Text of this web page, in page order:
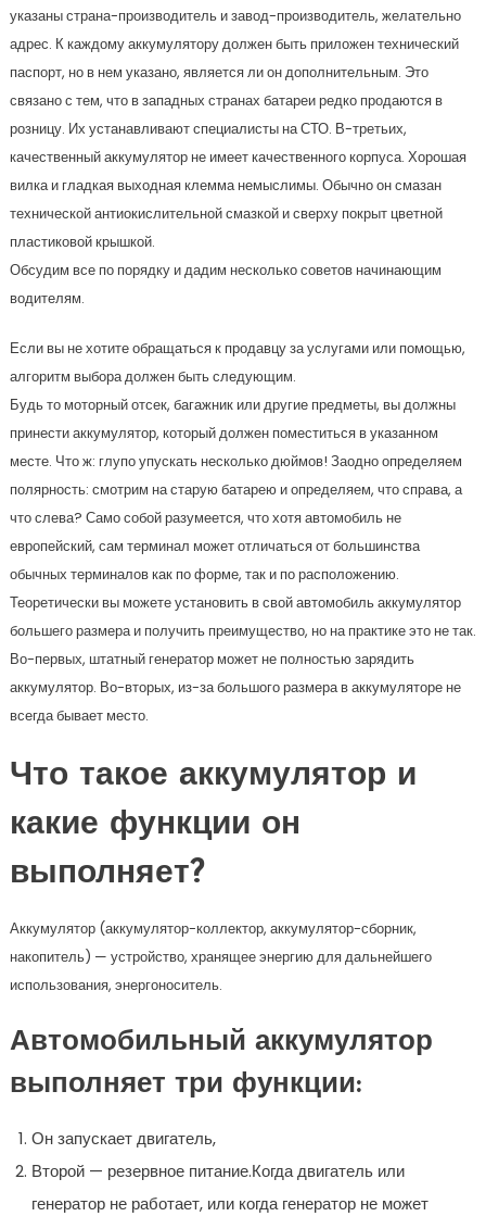
указаны страна-производитель и завод-производитель, желательно
адрес. К каждому аккумулятору должен быть приложен технический
паспорт, но в нем указано, является ли он дополнительным. Это
связано с тем, что в западных странах батареи редко продаются в
розницу. Их устанавливают специалисты на СТО. В-третьих,
качественный аккумулятор не имеет качественного корпуса. Хорошая
вилка и гладкая выходная клемма немыслимы. Обычно он смазан
технической антиокислительной смазкой и сверху покрыт цветной
пластиковой крышкой.
Обсудим все по порядку и дадим несколько советов начинающим
водителям.
Если вы не хотите обращаться к продавцу за услугами или помощью,
алгоритм выбора должен быть следующим.
Будь то моторный отсек, багажник или другие предметы, вы должны
принести аккумулятор, который должен поместиться в указанном
месте. Что ж: глупо упускать несколько дюймов! Заодно определяем
полярность: смотрим на старую батарею и определяем, что справа, а
что слева? Само собой разумеется, что хотя автомобиль не
европейский, сам терминал может отличаться от большинства
обычных терминалов как по форме, так и по расположению.
Теоретически вы можете установить в свой автомобиль аккумулятор
большего размера и получить преимущество, но на практике это не так.
Во-первых, штатный генератор может не полностью зарядить
аккумулятор. Во-вторых, из-за большого размера в аккумуляторе не
всегда бывает место.
Что такое аккумулятор и
какие функции он
выполняет?
Аккумулятор (аккумулятор-коллектор, аккумулятор-сборник,
накопитель) — устройство, хранящее энергию для дальнейшего
использования, энергоноситель.
Автомобильный аккумулятор
выполняет три функции:
Он запускает двигатель,
Второй — резервное питание.Когда двигатель или
генератор не работает, или когда генератор не может